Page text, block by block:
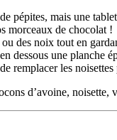
pépites, mais une
morceaux de chocolat !
des noix tout en
dessous une planche
remplacer les
d’avoine, noisette,